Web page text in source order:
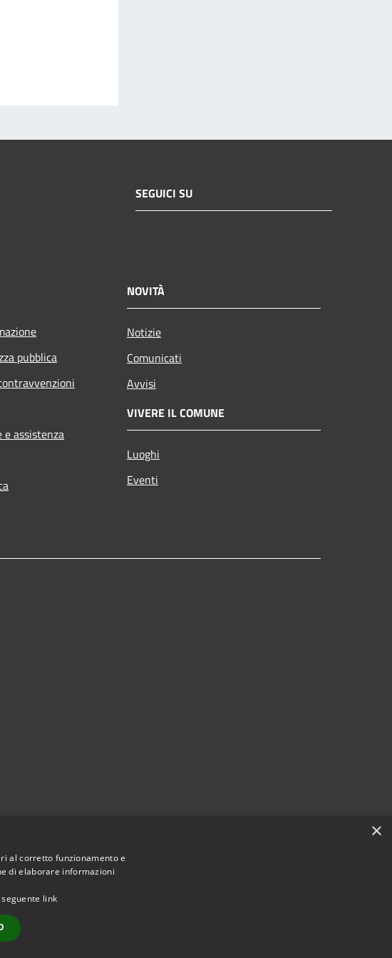
SEGUICI SU
pubblica
e assistenza
NOVITÀ
Notizie
Comunicati
Avvisi
VIVERE IL COMUNE
Luoghi
Eventi
© 2026 • Comune di Valbondione • Powered by
×
al corretto funzionamento e
di elaborare informazioni
link